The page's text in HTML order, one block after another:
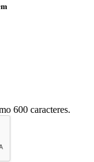
600 caracteres.